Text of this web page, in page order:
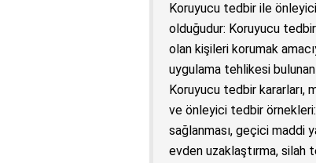
Koruyucu tedbir ile
olduğudur: Koruyucu
olan kişileri korumak
uygulama tehlikesi
Koruyucu tedbir kararları,
ve önleyici tedbir
sağlanması, geçici maddi
evden uzaklaştırma, silah